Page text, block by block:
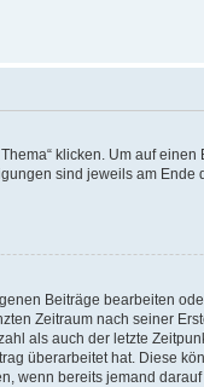
klicken. Um auf
sind jeweils am
Beiträge bearbeiten
Zeitraum nach seiner
als auch der letzte
überarbeitet hat. Diese
wenn bereits jemand darauf